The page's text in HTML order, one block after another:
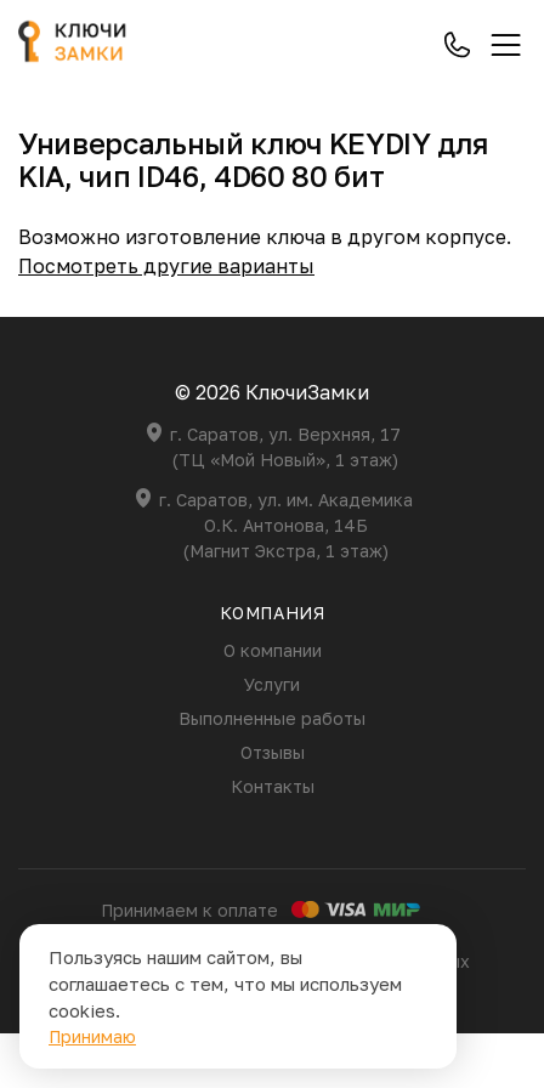
Универсальный ключ KEYDIY для
KIA, чип ID46, 4D60 80 бит
Возможно изготовление ключа в другом корпусе.
Посмотреть другие варианты
© 2026 КлючиЗамки
г. Саратов, ул. Верхняя, 17
(ТЦ «Мой Новый», 1 этаж)
г. Саратов, ул. им. Академика
О.К. Антонова, 14Б
(Магнит Экстра, 1 этаж)
КОМПАНИЯ
О компании
Услуги
Выполненные работы
Отзывы
Контакты
Принимаем к оплате
Согласие на обработку персональных данных
Сайт сделан в
Пользуясь нашим сайтом, вы
соглашаетесь с тем, что мы используем
cookies.
Принимаю